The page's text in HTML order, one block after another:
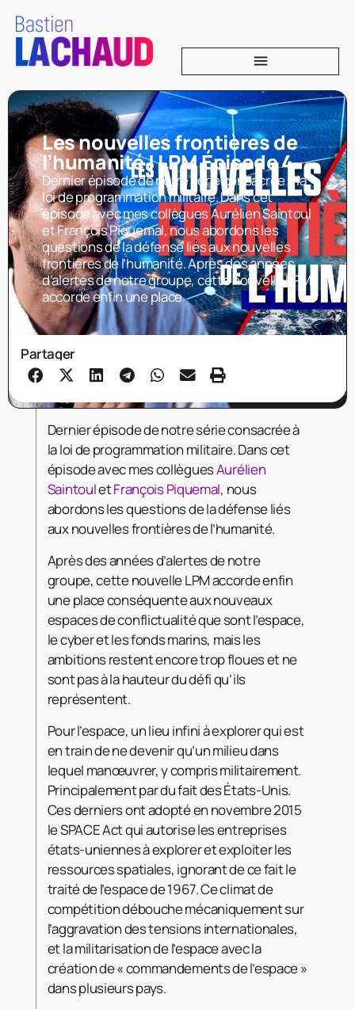
Les nouvelles frontières de
l’humanité | LPM Épisode 4
Dernier épisode de notre série consacrée à la
loi de programmation militaire. Dans cet
épisode avec mes collègues Aurélien Saintoul
et François Piquemal, nous abordons les
questions de la défense liés aux nouvelles
frontières de l’humanité. Après des années
d’alertes de notre groupe, cette nouvelle LPM
accorde enfin une place
Partager
Dernier épisode de notre série consacrée à
la loi de programmation militaire. Dans cet
épisode avec mes collèguesAurélien
SaintouletFrançois Piquemal, nous
abordons les questions de la défense liés
aux nouvelles frontières de l’humanité.
Après des années d’alertes de notre
groupe, cette nouvelle LPM accorde enfin
une place conséquente aux nouveaux
espaces de conflictualité que sont l’espace,
le cyber et les fondsmarins, mais les
ambitions restent encore trop floues et ne
sont pas à la hauteur du défi qu’ils
représentent.
Pour l’espace, un lieu infini à explorer qui est
en train de ne devenir qu’un milieu dans
lequel manœuvrer, y compris militairement.
Principalement par du fait des États-Unis.
Ces derniers ont adopté en novembre 2015
le SPACE Act qui autorise les entreprises
états-uniennes à explorer et exploiter les
ressources spatiales, ignorant de ce fait le
traité de l’espace de 1967. Ce climat de
compétition débouche mécaniquement sur
l’aggravation des tensions internationales,
et la militarisation de l’espace avec la
création de « commandements de l’espace »
dans plusieurs pays.